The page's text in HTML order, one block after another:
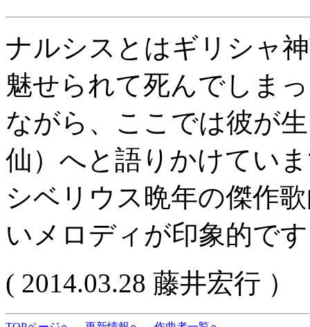
ナルシスとはギリシャ
魅せられて死んでしま
ながら、ここでは彼が
仙）へと語りかけてい
シベリウス晩年の傑作
いメロディが印象的で
( 2014.03.28 藤井宏行 ）